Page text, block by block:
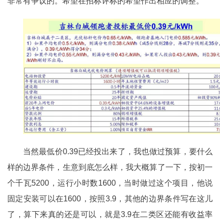
当然最低价0.39已经投出来了，我也做过预算，要什么
样的边界条件，生意到底怎么样，我大概算了一下，按初一
个千瓦5200，运行小时数1600，当时做过这个项目，他说
固定安装可以在1600，按照3.9，其他的边界条件写在这儿
了，算下来真的还是可以，就是3.9在二类区还能有收益率